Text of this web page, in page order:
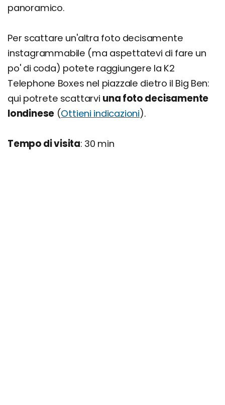
panoramico.
Per scattare un'altra foto decisamente
instagrammabile (ma aspettatevi di fare un
po' di coda) potete raggiungere la K2
Telephone Boxes nel piazzale dietro il Big Ben:
qui potrete scattarvi una foto decisamente
londinese (Ottieni indicazioni).
Tempo di visita: 30 min